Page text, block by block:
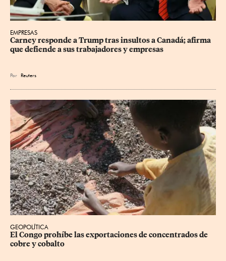
EMPRESAS
Carney responde a Trump tras insultos a Canadá; afirma
que defiende a sus trabajadores y empresas
Por Reuters
GEOPOLÍTICA
El Congo prohíbe las exportaciones de concentrados de
cobre y cobalto